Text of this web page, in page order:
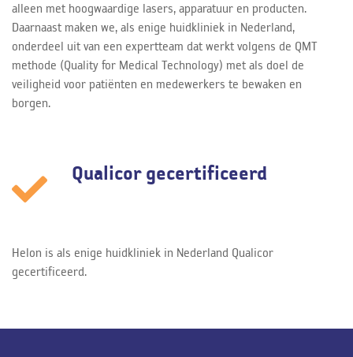
alleen met hoogwaardige lasers, apparatuur en producten.
Daarnaast maken we, als enige huidkliniek in Nederland,
onderdeel uit van een expertteam dat werkt volgens de QMT
methode (Quality for Medical Technology) met als doel de
veiligheid voor patiënten en medewerkers te bewaken en
borgen.
Qualicor gecertificeerd
Helon is als enige huidkliniek in Nederland Qualicor
gecertificeerd.